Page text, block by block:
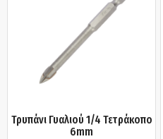
Τρυπάνι Γυαλιού 1/4 Τετράκοπο
6mm